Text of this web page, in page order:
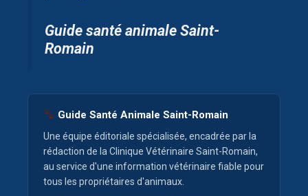
Guide santé animale Saint-
Romain
Guide Santé Animale Saint-Romain
Une équipe éditoriale spécialisée, encadrée par la
rédaction de la Clinique Vétérinaire Saint-Romain,
au service d'une information vétérinaire fiable pour
tous les propriétaires d'animaux.